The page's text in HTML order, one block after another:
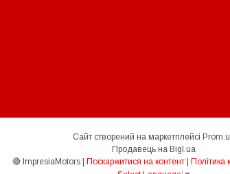
Сайт створений на маркетплейсі
Продавець на Bigl.ua
🔴 ImpresiaMotors | Поскаржитися на контент | Політика